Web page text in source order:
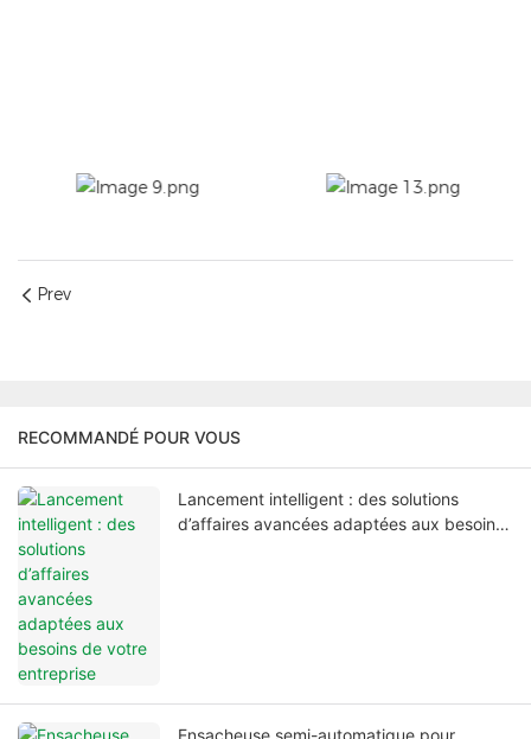
Prev
RECOMMANDÉ POUR VOUS
Lancement intelligent : des solutions
d’affaires avancées adaptées aux besoins